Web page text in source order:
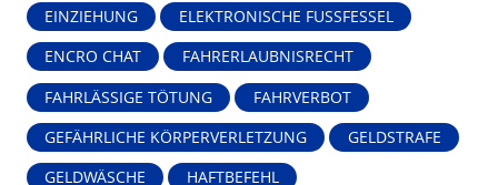
EINZIEHUNG ELEKTRONISCHE FUSSFESSEL
ENCRO CHAT FAHRERLAUBNISRECHT
FAHRLÄSSIGE TÖTUNG FAHRVERBOT
GEFÄHRLICHE KÖRPERVERLETZUNG GELDSTRAFE
GELDWÄSCHE HAFTBEFEHL